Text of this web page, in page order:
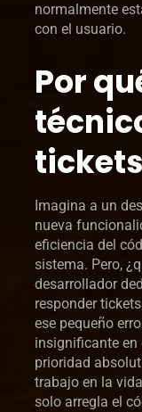
normalmente
con el usuario.
Por
Imagina a un
nueva
eficiencia del
sistema. Pero,
desarrollador
responder
ese pequeño
insignificante en
prioridad
trabajo en la
solo arregla el